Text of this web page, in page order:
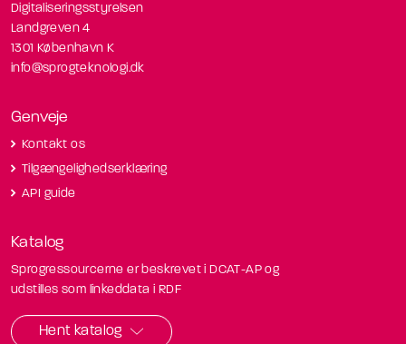
Digitaliseringsstyrelsen
Landgreven 4
1301 København K
info@sprogteknologi.dk
Genveje
Kontakt os
Tilgængelighedserklæring
API guide
Katalog
Sprogressourcerne er beskrevet i DCAT-AP og
udstilles som linkeddata i RDF
Hent katalog